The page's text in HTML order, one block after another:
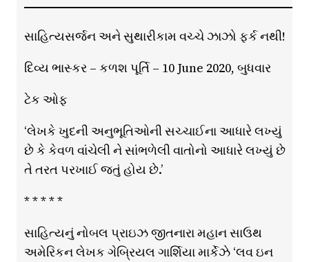
સાહિત્યસર્જન અને સુથારીકામ વચ્ચે ઝાઝો ફર્ક નથી!
દિવ્ય ભાસ્કર – કળશ પૂર્તિ – 10 June 2020, બુધવાર
ટેક ઓફ
‘લેખકે ખુદની અનુભૂતિઓની સચ્ચાઈના આધારે લખ્યું
છે કે કેવળ વાંચેલી ને સાંભળેલી વાતોનો આધારે લખ્યું છે
તે તરત પરખાઈ જતું હોય છે.’
* * * * *
સાહિત્યનું નોબલ પ્રાઇઝ જીતનારા મહાન સાઉથ
અમેરિકન લેખક ગેબ્રિયલ ગાર્શિયા માર્કેઝે ‘લવ ઇન